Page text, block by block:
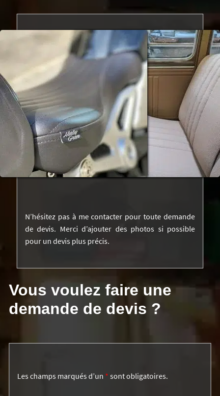
N’hésitez pas à me contacter pour toute demande
de devis. Merci d’ajouter des photos si possible
pour un devis plus précis.
Vous voulez faire une
demande de devis ?
Les champs marqués d’un * sont obligatoires.